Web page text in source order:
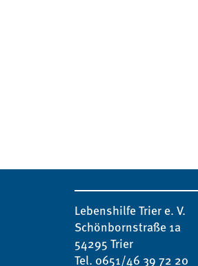
Lebenshilfe Trier e. V.
Schönbornstraße 1a
54295 Trier
Tel. 0651/46 39 72 20